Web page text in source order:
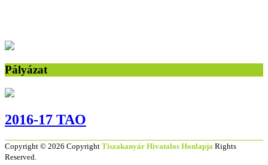
Pályázat
2016-17 TAO
Copyright © 2026 Copyright Tiszakanyár Hivatalos Honlapja Rights
Reserved.